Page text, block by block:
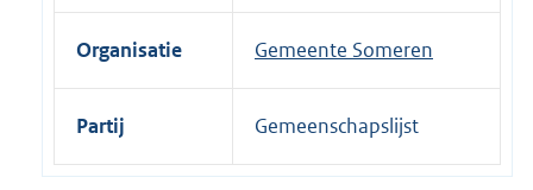
Organisatie Gemeente Someren
Partij Gemeenschapslijst